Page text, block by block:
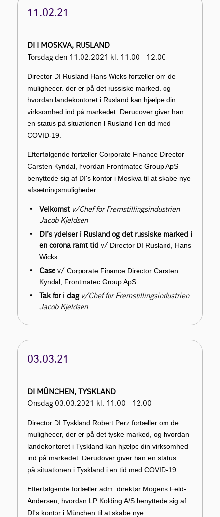
11.02.21
DI I MOSKVA, RUSLAND
Torsdag den 11.02.2021 kl. 11.00 - 12.00
Director DI Rusland Hans Wicks fortæller om de
muligheder, der er på det russiske marked, og
hvordan landekontoret i Rusland kan hjælpe din
virksomhed ind på markedet. Derudover giver han
en status på situationen i Rusland i en tid med
COVID-19.
Efterfølgende fortæller Corporate Finance Director
Carsten Kyndal, hvordan Frontmatec Group ApS
benyttede sig af DI's kontor i Moskva til at skabe nye
afsætningsmuligheder.
Velkomst v/Chef for Fremstillingsindustrien
Jacob Kjeldsen
DI’s ydelser i Rusland og det russiske marked i
en corona ramt tidv/ Director DI Rusland, Hans
Wicks
Casev/Corporate Finance Director Carsten
Kyndal, Frontmatec Group ApS
Tak for i dag v/Chef for Fremstillingsindustrien
Jacob Kjeldsen
03.03.21
DI MÜNCHEN, TYSKLAND
Onsdag 03.03.2021 kl. 11.00 - 12.00
Director DI Tyskland Robert Perz fortæller om de
muligheder, der er på det tyske marked, og hvordan
landekontoret i Tyskland kan hjælpe din virksomhed
ind på markedet. Derudover giver han en status
på situationen i Tyskland i en tid med COVID-19.
Efterfølgende fortæller adm. direktør Mogens Feld-
Andersen, hvordan LP Kolding A/S benyttede sig af
DI's kontor i München til at skabe nye